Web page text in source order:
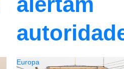
Europa